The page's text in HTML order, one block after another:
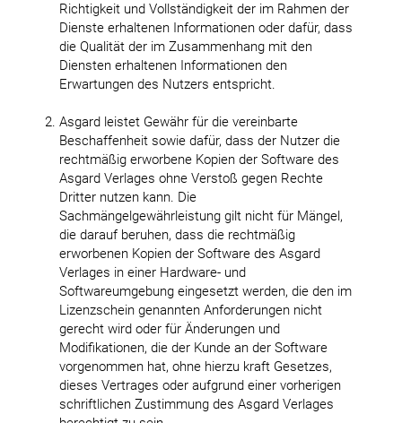
Richtigkeit und Vollständigkeit der im Rahmen der
Dienste erhaltenen Informationen oder dafür, dass
die Qualität der im Zusammenhang mit den
Diensten erhaltenen Informationen den
Erwartungen des Nutzers entspricht.
Asgard leistet Gewähr für die vereinbarte
Beschaffenheit sowie dafür, dass der Nutzer die
rechtmäßig erworbene Kopien der Software des
Asgard Verlages ohne Verstoß gegen Rechte
Dritter nutzen kann. Die
Sachmängelgewährleistung gilt nicht für Mängel,
die darauf beruhen, dass die rechtmäßig
erworbenen Kopien der Software des Asgard
Verlages in einer Hardware- und
Softwareumgebung eingesetzt werden, die den im
Lizenzschein genannten Anforderungen nicht
gerecht wird oder für Änderungen und
Modifikationen, die der Kunde an der Software
vorgenommen hat, ohne hierzu kraft Gesetzes,
dieses Vertrages oder aufgrund einer vorherigen
schriftlichen Zustimmung des Asgard Verlages